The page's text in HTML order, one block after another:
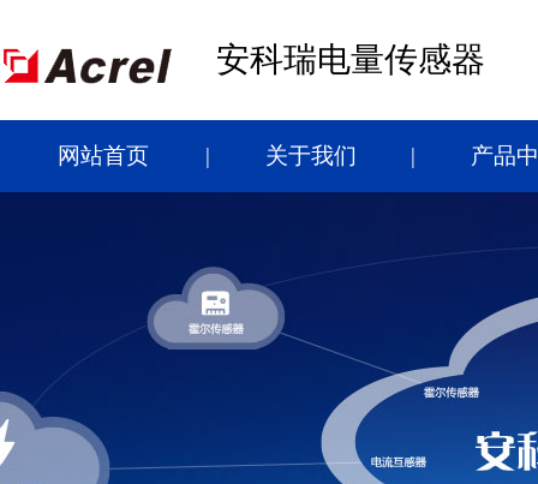
安科瑞电量传感器
网站首页 关于我们 产品